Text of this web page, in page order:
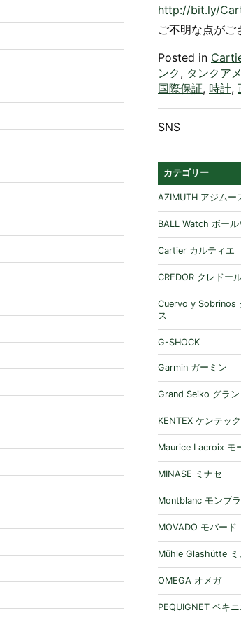
http://bit.ly/
ご不明な点がご
Posted in
ンク, タンクア
国際保証, 時計,
SNS
カテゴリー
AZIMUTH アジムー
BALL Watch ボール
Cartier カルティエ
CREDOR クレドー
Cuervo y Sobrinos
ス
G-SHOCK
Garmin ガーミン
Grand Seiko グラ
KENTEX ケンテッ
Maurice Lacroix モ
MINASE ミナセ
Montblanc モンブ
MOVADO モバード
Mühle Glashütte ミ
OMEGA オメガ
PEQUIGNET ペキニ